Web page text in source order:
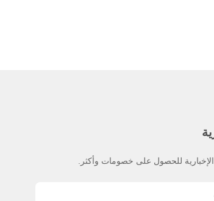
للحصول على خصومات وأكثر.